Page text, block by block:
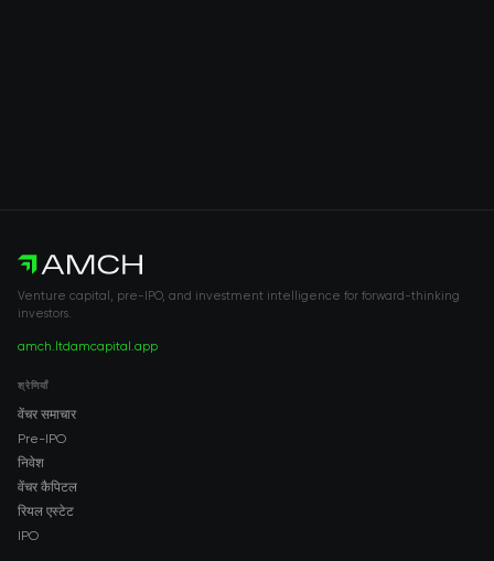
Venture capital, pre-IPO, and investment intelligence for forward-thinking
investors.
amch.ltdamcapital.app
श्रेणियाँ
वेंचर समाचार
Pre-IPO
निवेश
वेंचर कैपिटल
रियल एस्टेट
IPO